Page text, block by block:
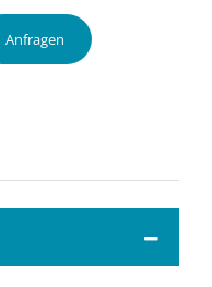
Anfragen